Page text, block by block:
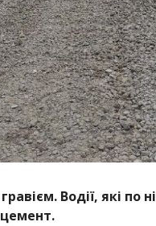
Водії, які по